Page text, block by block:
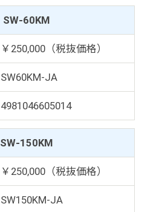
SW-60KM
￥250,000（税抜価格）
SW60KM-JA
4981046605014
SW-150KM
￥250,000（税抜価格）
SW150KM-JA